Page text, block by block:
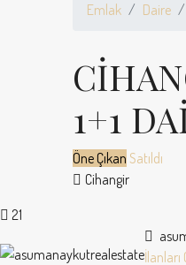
Emlak Daire
1+1
Öne Çıkan Satıldı
Cihangir
21
İlanları